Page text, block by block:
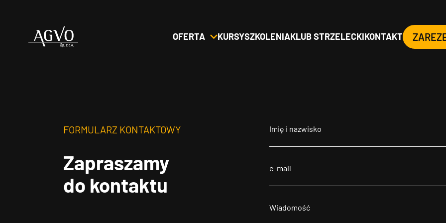
Header
OFERTA KURSYSZKOLENIAKLUB STRZELECKIKONTAKT
FORMULARZ KONTAKTOWY
Zapraszamy
do kontaktu